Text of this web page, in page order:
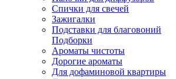
Спички для свечей
Зажигалки
Подставки для благовоний
Подборки
Ароматы чистоты
Дорогие ароматы
Для дофаминовой квартиры